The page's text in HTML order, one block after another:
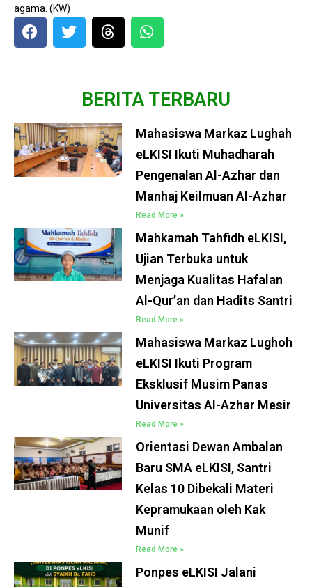
agama. (KW)
BERITA TERBARU
Mahasiswa Markaz Lughah
eLKISI Ikuti Muhadharah
Pengenalan Al-Azhar dan
Manhaj Keilmuan Al-Azhar
Read More »
Mahkamah Tahfidh eLKISI,
Ujian Terbuka untuk
Menjaga Kualitas Hafalan
Al-Qur’an dan Hadits Santri
Read More »
Mahasiswa Markaz Lughoh
eLKISI Ikuti Program
Eksklusif Musim Panas
Universitas Al-Azhar Mesir
Read More »
Orientasi Dewan Ambalan
Baru SMA eLKISI, Santri
Kelas 10 Dibekali Materi
Kepramukaan oleh Kak
Munif
Read More »
Ponpes eLKISI Jalani